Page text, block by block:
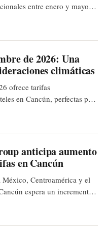
entre enero y mayo
ocupación hotelera que cerró
de 2026: Una
climáticas
ofrece tarifas
en Cancún, perfectas para
lluvias y tormentas
anticipa aumento
en Cancún
Centroamérica y el
espera un incremento
2026, lo que se
la liberación de habitaciones.